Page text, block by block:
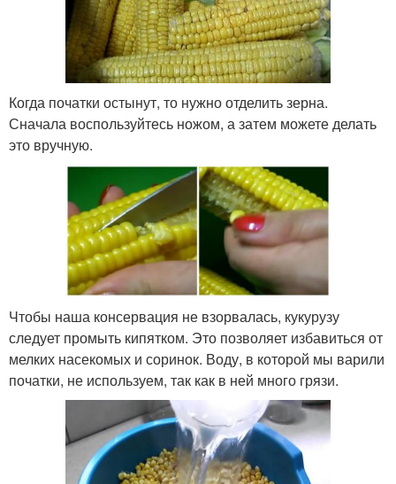
Когда початки остынут, то нужно отделить зерна.
Сначала воспользуйтесь ножом, а затем можете делать
это вручную.
Чтобы наша консервация не взорвалась, кукурузу
следует промыть кипятком. Это позволяет избавиться от
мелких насекомых и соринок. Воду, в которой мы варили
початки, не используем, так как в ней много грязи.